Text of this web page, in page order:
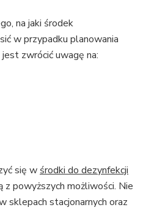
na jaki środek
w przypadku planowania
zwrócić uwagę na:
się w środki do dezynfekcji
z powyższych możliwości. Nie
sklepach stacjonarnych oraz